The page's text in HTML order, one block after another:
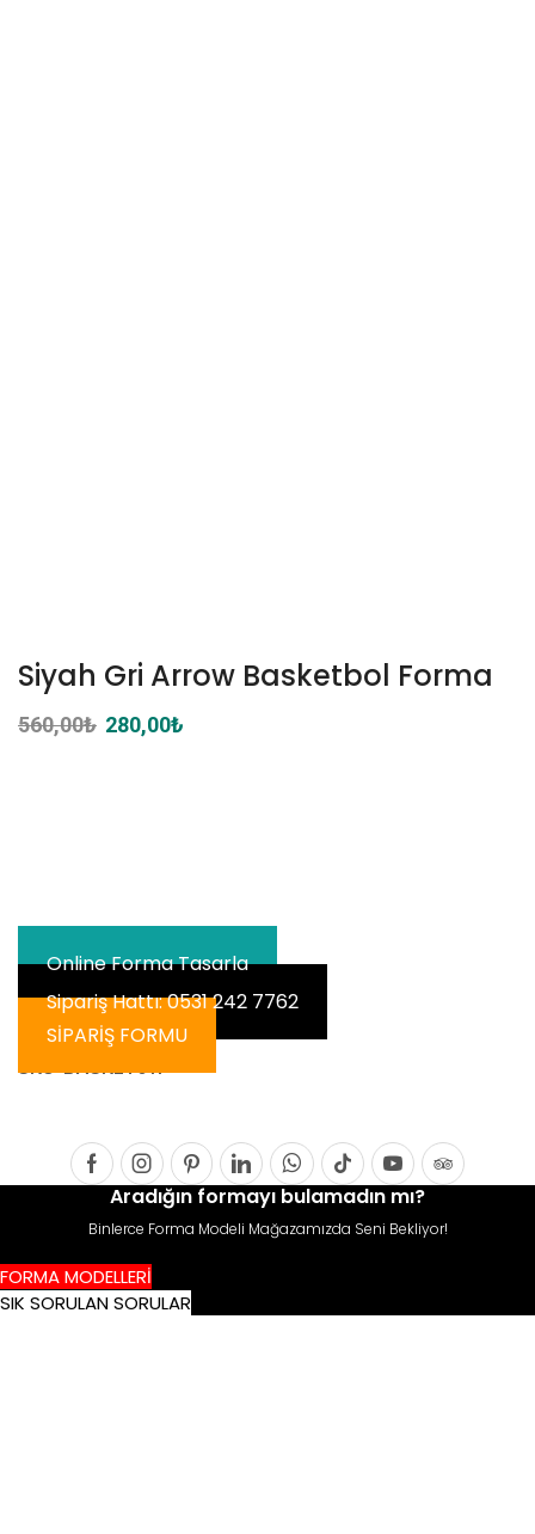
Siyah Gri Arrow Basketbol Forma
560,00₺ Orijinal
280,00₺
Online Forma Tasarla
Sipariş Hattı: 0531 242 7762
SİPARİŞ FORMU
SKU:BASKET011
FacebookInstagram
PinterestLinkedinWhatsapp
Tik-
tok
Youtube
Aradığın formayı bulamadın mı?
Binlerce Forma Modeli Mağazamızda Seni Bekliyor!
FORMA MODELLERİ
SIK SORULAN SORULAR